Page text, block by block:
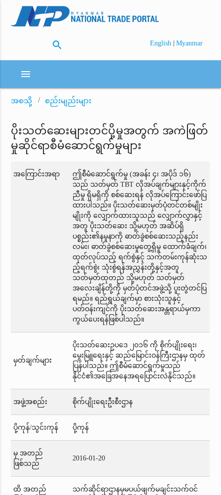
search English | Myanmar
menu
အစသို့ စည်းမျည်းများ
ပိုးသတ်ဆေးများတင်ပို့မှုအတွက် အကဲဖြတ်
မှုဆိုင်ရာစီမံဆောင်ရွက်မှုများ
အကြောင်းအရာ
ဤစီမံဆောင်ရွက်မှု (အခန်း ၄၊ အပိုဒ် ၁၆)
သည် သတ်မှတ် TBT လိုအပ်ချက်များနှင့်ကိုက်
ညီမှု ရှိမရှိကို စစ်ဆေးရန် လိုအပ်ကြောင်းဖော်ပြ
ထားပါသည်။ ပိုးသတ်ဆေးမှတ်ပုံတင်တစ်မျိုး
မျိုးကို လျှောက်ထားသူသည် လျှောက်လွှာနှင့်
အတူ ပိုးသတ်ဆေး သို့မဟုတ် အဆိပ်ရှိ
ပစ္စည်း၏နမူနာကို ဓာတ်ခွဲစစ်ဆေးသည့်နည်း
လမ်း၊ ဓာတ်ခွဲစစ်ဆေးမှုတွေ့ရှိမှု ထောက်ခံချက်၊
ထုတ်လုပ်သည့် ရက်စွဲနှင့် သက်တမ်းကုန်ဆုံးသ
ည့်ရက်စွဲ၊ သုံးစွဲရန်အညွှန်းတို့နှင့်အတူ
သတ်မှတ်ထုတည် သို့မဟုတ် သတ်မှတ်
အလေးချိန်တို့ကို မှတ်ပုံတင်အဖွဲ့သို့ ပူးတွဲတင်ပြ
ရမည်။ ရည်ရွယ်ချက်မှာ စားသုံးသူနှင့်
ပတ်ဝန်းကျင်ကို ပိုးသတ်ဆေးအန္တရာယ်မှကာ
ကွယ်ပေးရန်ဖြစ်ပါသည်။
မှတ်ချက်များ
ပိုးသတ်ဆေးဥပဒေ ၂၀၁၆ ကို စိုက်ပျိုးရေး၊
မွေးမြူရေးနှင့် ဆည်မြောင်းဝန်ကြီးဌာနမှ ထုတ်
ပြန်ပါသည်။ ဤစီမံဆောင်ရွက်မှုသည်
နိုင်ငံ၏အခြေအနေအရပြောင်းလဲနိုင်သည်။
အဖွဲ့အစည်း စိုက်ပျိုးရေးဦးစီးဌာန
ပို့ကုန်/သွင်းကုန် ပို့ကုန်
မှ အတည်
ဖြစ်သည်
2016-01-20
ထိ အတည်
သက်ဆိုင်ရာဌာနမှမပယ်ဖျက်မချင်းသက်ဝင်